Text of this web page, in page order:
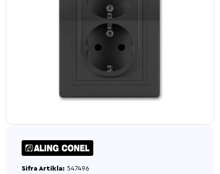
Sifra Artikla: 547496